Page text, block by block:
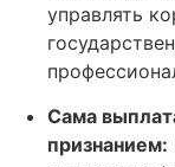
управлять
Сама
признанием: